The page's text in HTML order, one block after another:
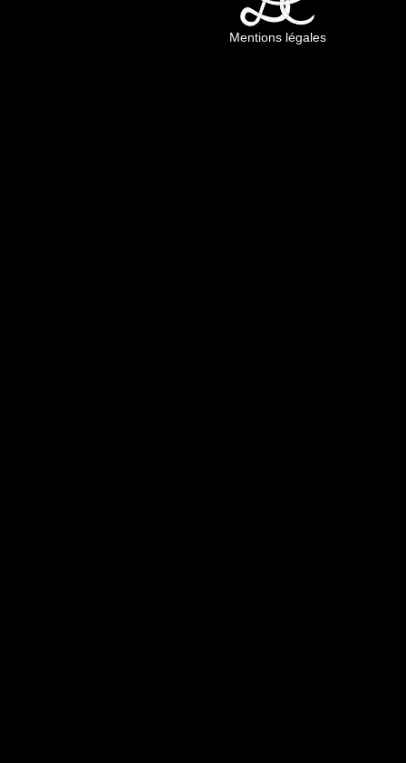
Mentions légales